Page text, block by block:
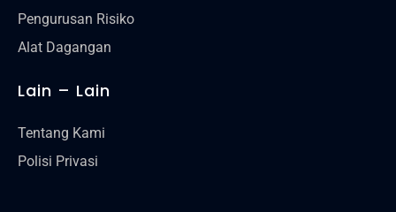
Pengurusan Risiko
Alat Dagangan
Lain – Lain
Tentang Kami
Polisi Privasi